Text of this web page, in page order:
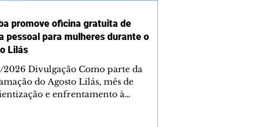
promove oficina gratuita de
pessoal para mulheres durante o
Lilás
Divulgação Como parte da
do Agosto Lilás, mês de
e enfrentamento à